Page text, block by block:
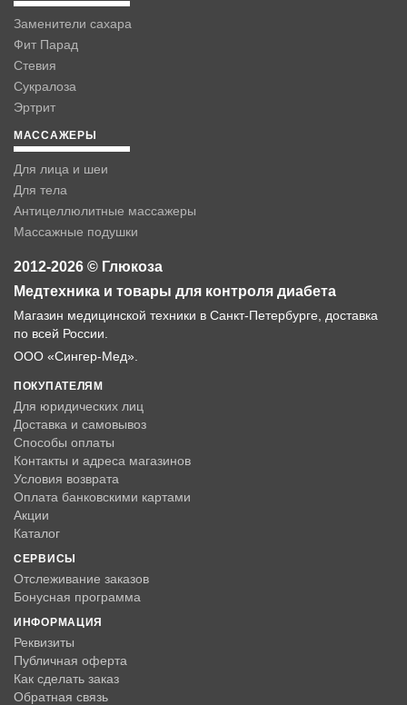
Заменители сахара
Фит Парад
Стевия
Сукралоза
Эртрит
МАССАЖЕРЫ
Для лица и шеи
Для тела
Антицеллюлитные массажеры
Массажные подушки
2012-2026 © Глюкоза
Медтехника и товары для контроля диабета
Магазин медицинской техники в Санкт-Петербурге, доставка
по всей России.
ООО «Сингер-Мед».
ПОКУПАТЕЛЯМ
Для юридических лиц
Доставка и самовывоз
Способы оплаты
Контакты и адреса магазинов
Условия возврата
Оплата банковскими картами
Акции
Каталог
СЕРВИСЫ
Отслеживание заказов
Бонусная программа
ИНФОРМАЦИЯ
Реквизиты
Публичная оферта
Как сделать заказ
Обратная связь